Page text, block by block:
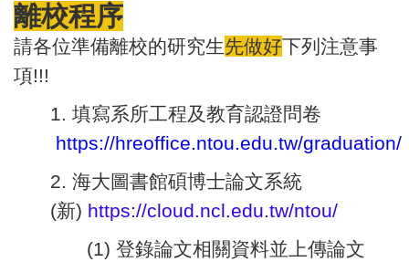
離校程序
請各位準備離校的研究生先做好下列注意事
項!!!
1. 填寫系所工程及教育認證問卷
https://hreoffice.ntou.edu.tw/graduation/
2. 海大圖書館碩博士論文系統
(新) https://cloud.ncl.edu.tw/ntou/
(1) 登錄論文相關資料並上傳論文